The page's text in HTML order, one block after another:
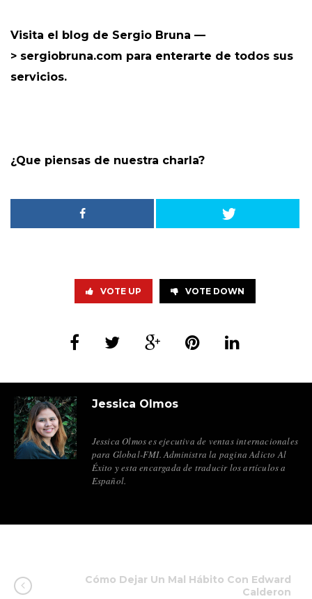
Visita el blog de Sergio Bruna —
> sergiobruna.com para enterarte de todos sus
servicios.
¿Que piensas de nuestra charla?
VOTE UP VOTE DOWN
Jessica Olmos
Jessica Olmos es ejecutiva de ventas internacionales
para Global-FMI. Administra la pagina Adicto Al
Éxito y esta encargada de traducir los artículos a
Español.
Cómo Dejar Un Mal Hábito Con Edward
Calderon